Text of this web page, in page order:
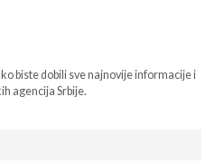
biste dobili sve najnovije informacije i
agencija Srbije.